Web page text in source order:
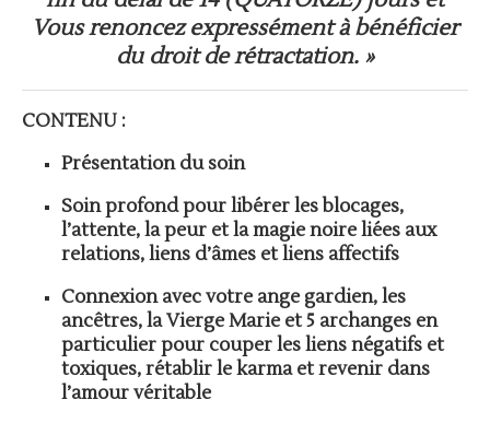
Vous renoncez expressément à bénéficier
du droit de rétractation. »
CONTENU :
Présentation du soin
Soin profond pour libérer les blocages,
l’attente, la peur et la magie noire liées aux
relations, liens d’âmes et liens affectifs
Connexion avec votre ange gardien, les
ancêtres, la Vierge Marie et 5 archanges en
particulier pour couper les liens négatifs et
toxiques, rétablir le karma et revenir dans
l’amour véritable